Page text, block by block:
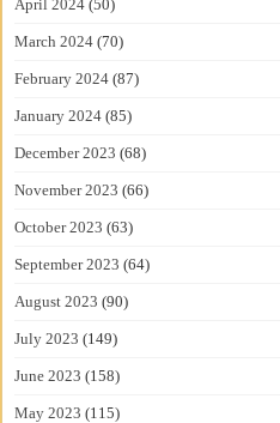
April 2024 (50)
March 2024 (70)
February 2024 (87)
January 2024 (85)
December 2023 (68)
November 2023 (66)
October 2023 (63)
September 2023 (64)
August 2023 (90)
July 2023 (149)
June 2023 (158)
May 2023 (115)